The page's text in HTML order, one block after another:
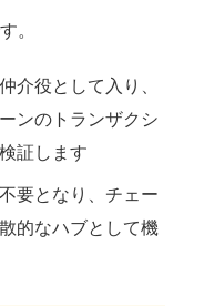
。
介役として入り、
ンのトランザクシ
証します
要となり、チェー
的なハブとして機